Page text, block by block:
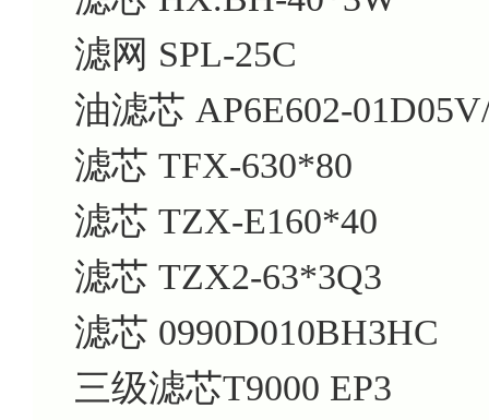
滤网 SPL-25C
油滤芯 AP6E602-
滤芯 TFX-630*80
滤芯 TZX-E160*40
滤芯 TZX2-63*3Q3
滤芯 0990D010BH3HC
三级滤芯T9000 EP3